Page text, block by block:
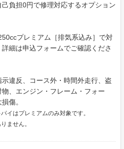
負担0円で修理対応するオプション
プレミアム［排気系込み］で対
細は申込フォームでご確認くださ
違反、コース外・時間外走行、盗
、エンジン・フレーム・フォー
傷。
イはプレミアムのみ対象です。
ません。